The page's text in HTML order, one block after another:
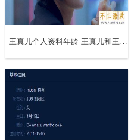
王真儿个人资料年龄 王真儿和王振一个人吗